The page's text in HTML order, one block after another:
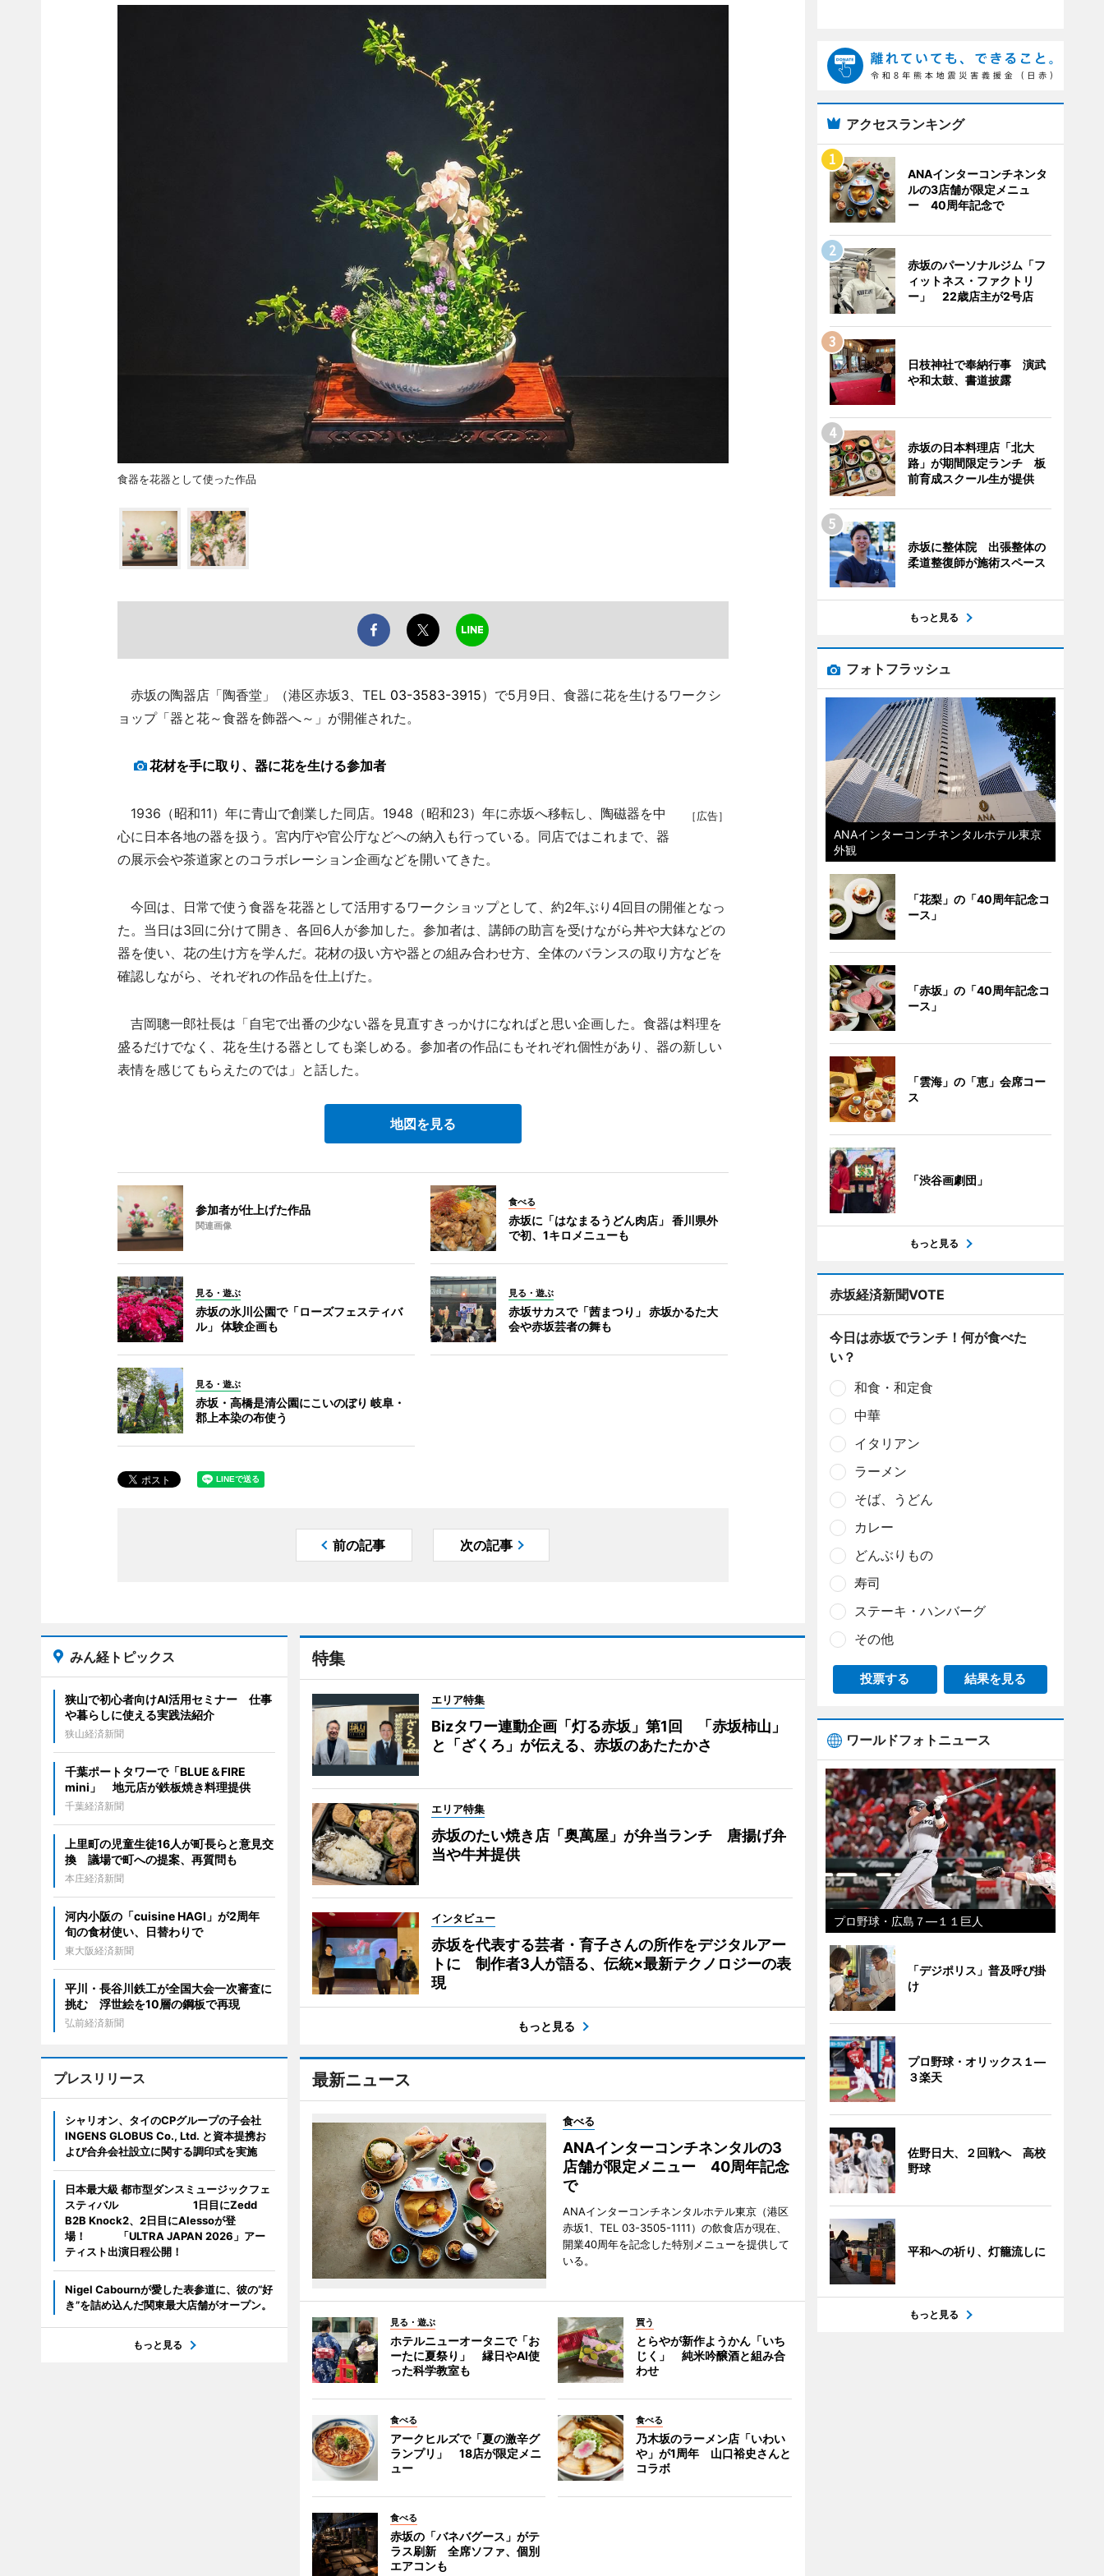
食器を花器として使った作品
赤坂の陶器店「陶香堂」（港区赤坂3、TEL 03-3583-3915）で5月9日、食器に花を生けるワークシ
ョップ「器と花～食器を飾器へ～」が開催された。
花材を手に取り、器に花を生ける参加者
［広告］
1936（昭和11）年に青山で創業した同店。1948（昭和23）年に赤坂へ移転し、陶磁器を中
心に日本各地の器を扱う。宮内庁や官公庁などへの納入も行っている。同店ではこれまで、器
の展示会や茶道家とのコラボレーション企画などを開いてきた。
今回は、日常で使う食器を花器として活用するワークショップとして、約2年ぶり4回目の開催となっ
た。当日は3回に分けて開き、各回6人が参加した。参加者は、講師の助言を受けながら丼や大鉢などの
器を使い、花の生け方を学んだ。花材の扱い方や器との組み合わせ方、全体のバランスの取り方などを
確認しながら、それぞれの作品を仕上げた。
吉岡聰一郎社長は「自宅で出番の少ない器を見直すきっかけになればと思い企画した。食器は料理を
盛るだけでなく、花を生ける器としても楽しめる。参加者の作品にもそれぞれ個性があり、器の新しい
表情を感じてもらえたのでは」と話した。
地図を見る
参加者が仕上げた作品
関連画像
食べる
赤坂に「はなまるうどん肉店」 香川県外
で初、1キロメニューも
見る・遊ぶ
赤坂の氷川公園で「ローズフェスティバ
ル」 体験企画も
見る・遊ぶ
赤坂サカスで「茜まつり」 赤坂かるた大
会や赤坂芸者の舞も
見る・遊ぶ
赤坂・高橋是清公園にこいのぼり 岐阜・
郡上本染の布使う
前の記事 次の記事
特集
エリア特集
Bizタワー連動企画「灯る赤坂」第1回 「赤坂柿山」
と「ざくろ」が伝える、赤坂のあたたかさ
エリア特集
赤坂のたい焼き店「奥萬屋」が弁当ランチ 唐揚げ弁
当や牛丼提供
インタビュー
赤坂を代表する芸者・育子さんの所作をデジタルアー
トに 制作者3人が語る、伝統×最新テクノロジーの表
現
もっと見る
最新ニュース
食べる
ANAインターコンチネンタルの3
店舗が限定メニュー 40周年記念
で
ANAインターコンチネンタルホテル東京（港区
赤坂1、TEL 03-3505-1111）の飲食店が現在、
開業40周年を記念した特別メニューを提供して
いる。
見る・遊ぶ
ホテルニューオータニで「お
ーたに夏祭り」 縁日やAI使
った科学教室も
買う
とらやが新作ようかん「いち
じく」 純米吟醸酒と組み合
わせ
食べる
アークヒルズで「夏の激辛グ
ランプリ」 18店が限定メニ
ュー
食べる
乃木坂のラーメン店「いわい
や」が1周年 山口裕史さんと
コラボ
食べる
赤坂の「バネバグース」がテ
ラス刷新 全席ソファ、個別
エアコンも
みん経トピックス
狭山で初心者向けAI活用セミナー 仕事
や暮らしに使える実践法紹介
狭山経済新聞
千葉ポートタワーで「BLUE＆FIRE
mini」 地元店が鉄板焼き料理提供
千葉経済新聞
上里町の児童生徒16人が町長らと意見交
換 議場で町への提案、再質問も
本庄経済新聞
河内小阪の「cuisine HAGI」が2周年
旬の食材使い、日替わりで
東大阪経済新聞
平川・長谷川鉄工が全国大会一次審査に
挑む 浮世絵を10層の鋼板で再現
弘前経済新聞
プレスリリース
シャリオン、タイのCPグループの子会社
INGENS GLOBUS Co., Ltd. と資本提携お
よび合弁会社設立に関する調印式を実施
日本最大級 都市型ダンスミュージックフェ
スティバル 1日目にZedd
B2B Knock2、2日目にAlessoが登
場！ 「ULTRA JAPAN 2026」アー
ティスト出演日程公開！
Nigel Cabournが愛した表参道に、彼の“好
き”を詰め込んだ関東最大店舗がオープン。
もっと見る
アクセスランキング
ANAインターコンチネンタ
ルの3店舗が限定メニュ
ー 40周年記念で
赤坂のパーソナルジム「フ
ィットネス・ファクトリ
ー」 22歳店主が2号店
日枝神社で奉納行事 演武
や和太鼓、書道披露
赤坂の日本料理店「北大
路」が期間限定ランチ 板
前育成スクール生が提供
赤坂に整体院 出張整体の
柔道整復師が施術スペース
もっと見る
フォトフラッシュ
ANAインターコンチネンタルホテル東京
外観
「花梨」の「40周年記念コ
ース」
「赤坂」の「40周年記念コ
ース」
「雲海」の「恵」会席コー
ス
「渋谷画劇団」
もっと見る
赤坂経済新聞VOTE
今日は赤坂でランチ！何が食べた
い？
和食・和定食
中華
イタリアン
ラーメン
そば、うどん
カレー
どんぶりもの
寿司
ステーキ・ハンバーグ
その他
投票する 結果を見る
ワールドフォトニュース
プロ野球・広島７―１１巨人
「デジポリス」普及呼び掛
け
プロ野球・オリックス１―
３楽天
佐野日大、２回戦へ 高校
野球
平和への祈り、灯籠流しに
もっと見る